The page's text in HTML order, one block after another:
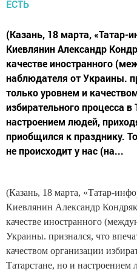
(Казань, 18 марта, «Татар-
Киевлянин Александр
качестве иностранного
наблюдателя от Украины.
только уровнем и
избирательного процесса в
настроением людей,
приобщился к празднику.
не происходит у нас (на...
(Казань, 18 марта, «Татар-
Киевлянин Александр
качестве иностранного
Украины. признался, что
качеством организации
Татарстане, но и